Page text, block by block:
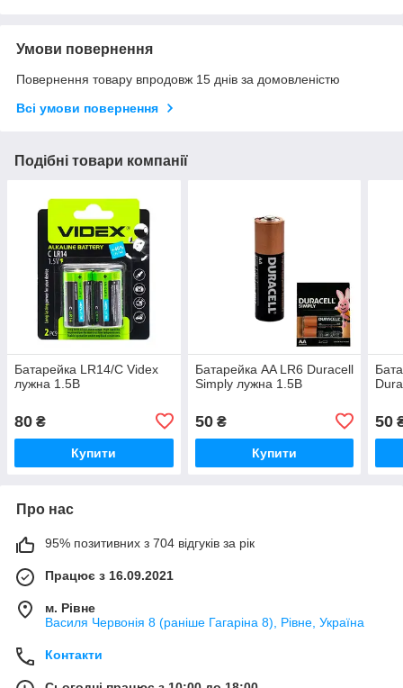
Умови повернення
Повернення товару впродовж 15 днів за домовленістю
Всі умови повернення
Подібні товари компанії
Батарейка LR14/C Videx
лужна 1.5В
80 ₴
Купити
Батарейка AA LR6 Duracell
Simply лужна 1.5В
50₴
Купити
50
Про нас
95% позитивних з 704 відгуків за рік
Працює з 16.09.2021
м. Рівне
Василя Червонія 8 (раніше Гагаріна 8), Рівне, Україна
Контакти